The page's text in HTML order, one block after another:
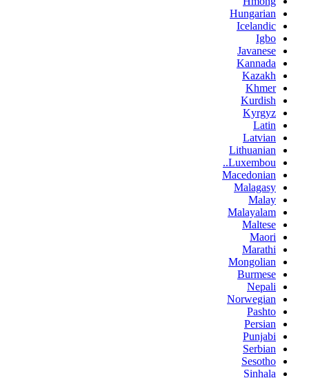
Hungarian
Icelandic
Igbo
Javanese
Kannada
Kazakh
Khmer
Kurdish
Kyrgyz
Latin
Latvian
Lithuanian
Luxembou..
Macedonian
Malagasy
Malay
Malayalam
Maltese
Maori
Marathi
Mongolian
Burmese
Nepali
Norwegian
Pashto
Persian
Punjabi
Serbian
Sesotho
Sinhala